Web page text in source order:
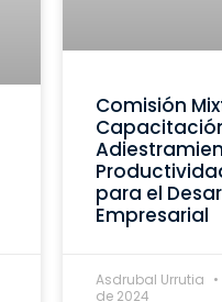
Comisión
para el
Empresarial
Asdrubal Urrutia
de 2024